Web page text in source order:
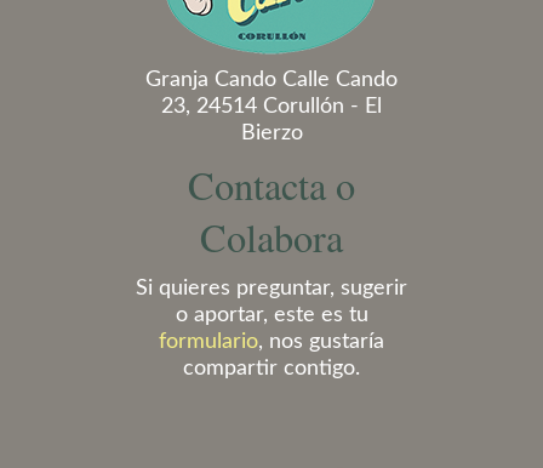
Granja Cando Calle Cando
23, 24514 Corullón - El
Bierzo
Contacta o
Colabora
Si quieres preguntar, sugerir
o aportar, este es tu
formulario, nos gustaría
compartir contigo.